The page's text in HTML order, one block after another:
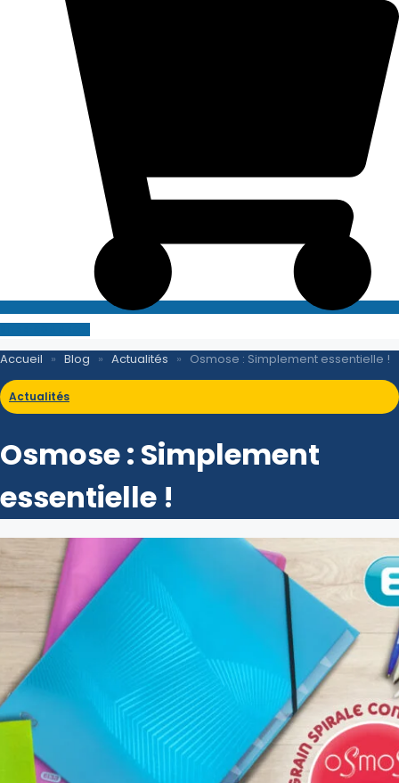
Accueil » Blog » Actualités » Osmose : Simplement essentielle !
Actualités
Osmose : Simplement
essentielle !